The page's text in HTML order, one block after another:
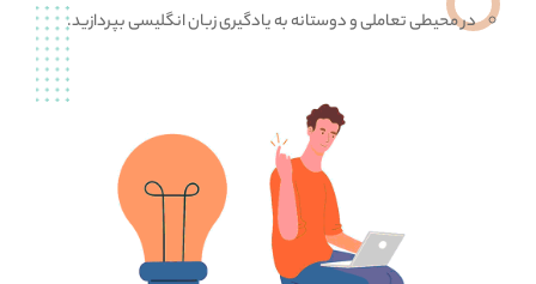
در محیطی تعاملی و دوستانه به یادگیری زبان انگلیسی بپردازید.